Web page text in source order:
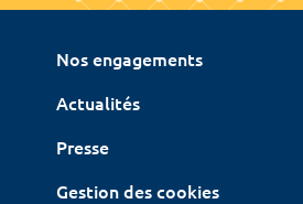
Nos engagements
Actualités
Presse
Gestion des cookies